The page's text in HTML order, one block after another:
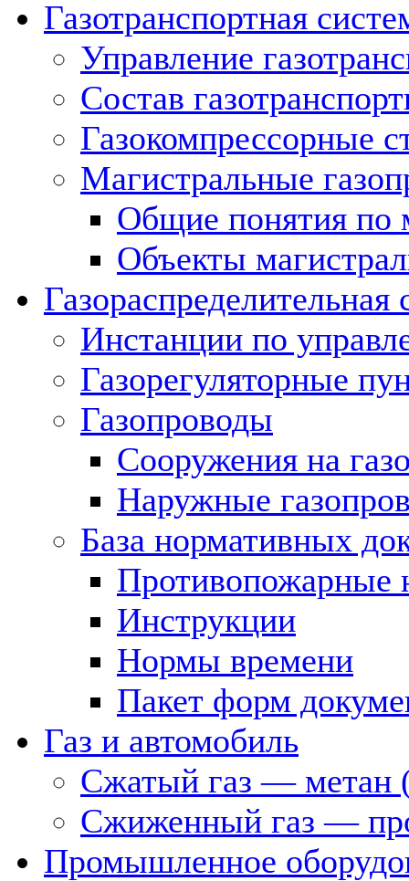
Газотранспортная
Управление
Состав
Газокомпрессорные
Магистральные
Общие понятия по
Объекты
Газораспределительная
Инстанции по
Газорегуляторные
Газопроводы
Сооружения на
Наружные
База нормативных
Противопожарные
Инструкции
Нормы времени
Пакет форм
Газ и автомобиль
Сжатый газ — метан
Сжиженный газ —
Промышленное